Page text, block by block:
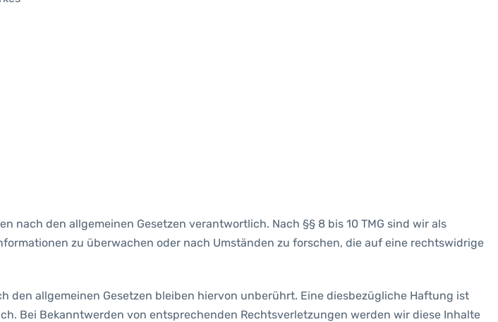
nach den allgemeinen Gesetzen verantwortlich. Nach §§ 8 bis 10 TMG sind wir als
zu überwachen oder nach Umständen zu forschen, die auf eine rechtswidrige
allgemeinen Gesetzen bleiben hiervon unberührt. Eine diesbezügliche Haftung ist
Bei Bekanntwerden von entsprechenden Rechtsverletzungen werden wir diese Inhalte